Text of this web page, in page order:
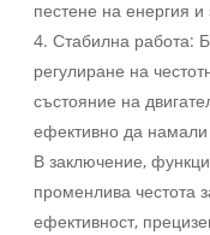
пестене на енергия
4. Стабилна работа:
регулиране на
състояние на
ефективно да намали
В заключение,
променлива честота
ефективност,